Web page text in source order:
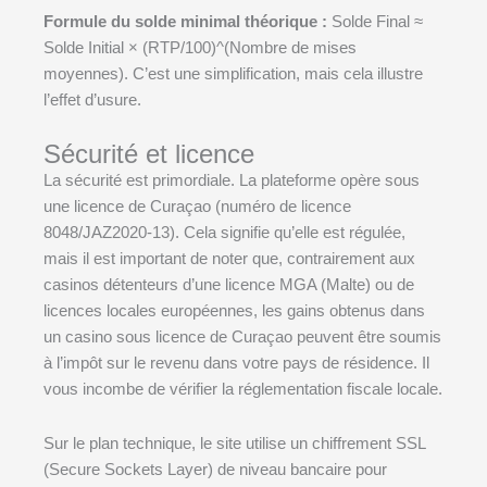
Formule du solde minimal théorique : Solde Final ≈
Solde Initial × (RTP/100)^(Nombre de mises
moyennes). C’est une simplification, mais cela illustre
l’effet d’usure.
Sécurité et licence
La sécurité est primordiale. La plateforme opère sous
une licence de Curaçao (numéro de licence
8048/JAZ2020-13). Cela signifie qu’elle est régulée,
mais il est important de noter que, contrairement aux
casinos détenteurs d’une licence MGA (Malte) ou de
licences locales européennes, les gains obtenus dans
un casino sous licence de Curaçao peuvent être soumis
à l’impôt sur le revenu dans votre pays de résidence. Il
vous incombe de vérifier la réglementation fiscale locale.
Sur le plan technique, le site utilise un chiffrement SSL
(Secure Sockets Layer) de niveau bancaire pour